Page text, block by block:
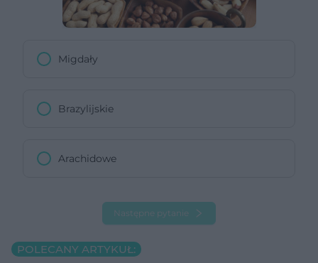
Migdały
Brazylijskie
Arachidowe
Następne pytanie
POLECANY ARTYKUŁ: